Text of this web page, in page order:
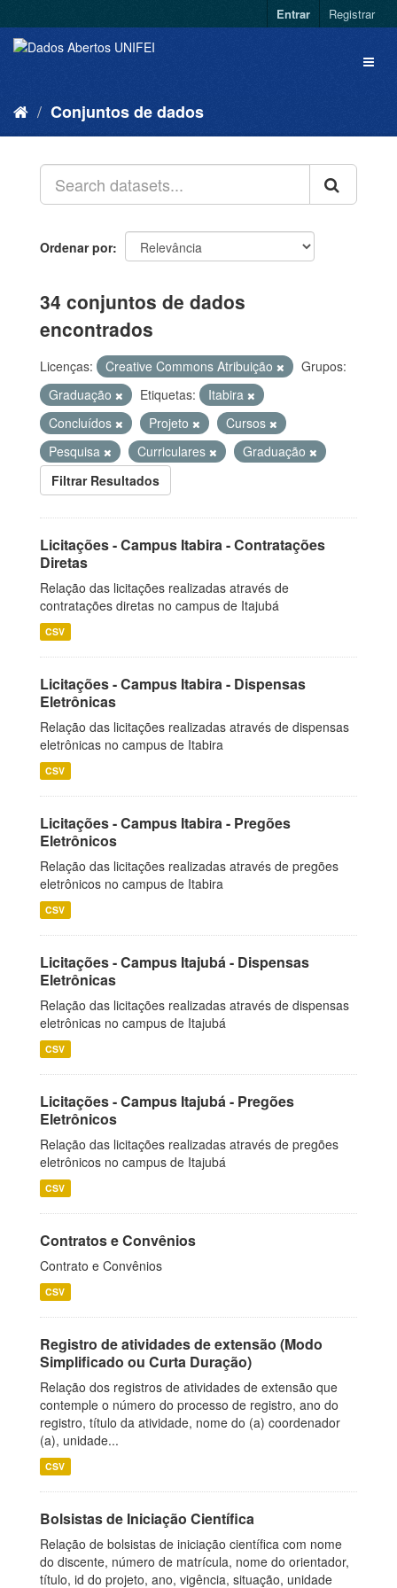
Entrar Registrar
Conjuntos de dados
Ordenar por
34 conjuntos de dados
encontrados
Licenças: Creative Commons Atribuição
Grupos:
Graduação
Etiquetas:
Itabira
Concluídos
Projeto
Cursos
Pesquisa
Curriculares
Graduação
Filtrar Resultados
Licitações - Campus Itabira - Contratações
Diretas
Relação das licitações realizadas através de
contratações diretas no campus de Itajubá
CSV
Licitações - Campus Itabira - Dispensas
Eletrônicas
Relação das licitações realizadas através de dispensas
eletrônicas no campus de Itabira
CSV
Licitações - Campus Itabira - Pregões
Eletrônicos
Relação das licitações realizadas através de pregões
eletrônicos no campus de Itabira
CSV
Licitações - Campus Itajubá - Dispensas
Eletrônicas
Relação das licitações realizadas através de dispensas
eletrônicas no campus de Itajubá
CSV
Licitações - Campus Itajubá - Pregões
Eletrônicos
Relação das licitações realizadas através de pregões
eletrônicos no campus de Itajubá
CSV
Contratos e Convênios
Contrato e Convênios
CSV
Registro de atividades de extensão (Modo
Simplificado ou Curta Duração)
Relação dos registros de atividades de extensão que
contemple o número do processo de registro, ano do
registro, título da atividade, nome do (a) coordenador
(a), unidade...
CSV
Bolsistas de Iniciação Científica
Relação de bolsistas de iniciação científica com nome
do discente, número de matrícula, nome do orientador,
título, id do projeto, ano, vigência, situação, unidade